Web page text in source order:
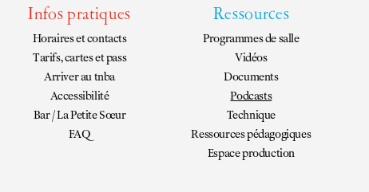
Infos pratiques
Horaires et contacts
Tarifs, cartes et pass
Arriver au tnba
Accessibilité
Bar / La Petite Sœur
FAQ
Ressources
Programmes de salle
Vidéos
Documents
Podcasts
Technique
Ressources pédagogiques
Espace production